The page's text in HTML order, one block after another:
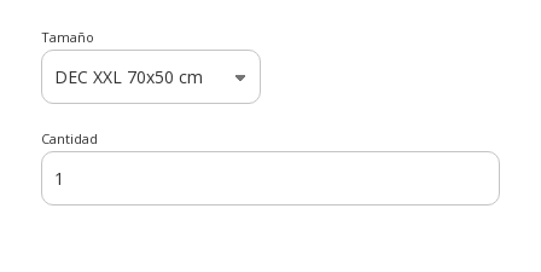
Tamaño
Cantidad